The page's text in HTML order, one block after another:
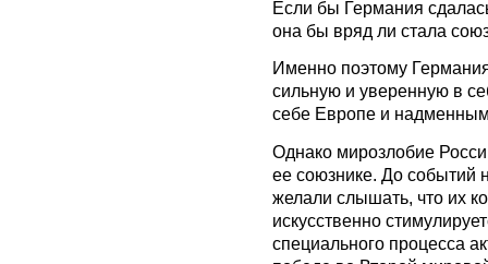
Если бы Германия
она бы вряд ли стала
Именно поэтому
сильную и уверенную в
себе Европе и
Однако мирозлобие
ее союзнике. До событий
желали слышать, что их
искусственно
специального процесса